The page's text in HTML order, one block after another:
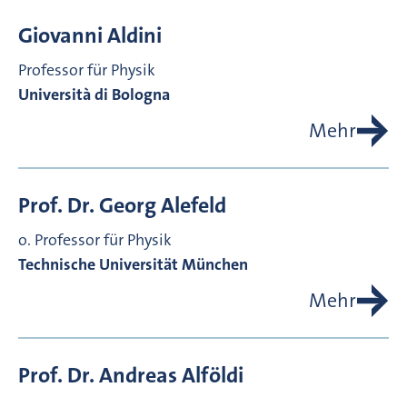
GiovanniAldini
Professor für Physik
Università di Bologna
Mehr
Prof. Dr.GeorgAlefeld
o. Professor für Physik
Technische Universität München
Mehr
Prof. Dr.AndreasAlföldi